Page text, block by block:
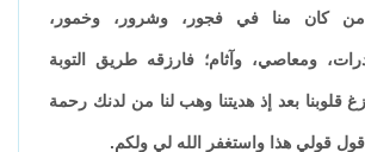
من كان منا في فجور، وشرور، وخمور،
ومعاصي، وآثام؛ فارزقه طريق التوبة
قلوبنا بعد إذ هديتنا وهب لنا من لدنك رحمة
قولي هذا واستغفر الله لي ولكم.